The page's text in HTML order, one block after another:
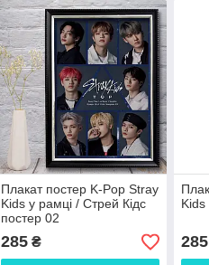
Плакат постер K-Pop Stray
Kids у рамці / Стрей Кідс
постер 02
285₴
Kids
285